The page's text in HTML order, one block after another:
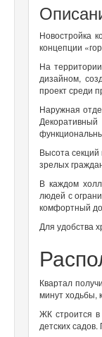
Новостройка
концепции
На
дизайном,
проект среди
Наружная
Высота секций
зрелых
В каждом
людей с
комфортный
Для удобства
Квартал
минут ходьбы,
ЖК строится в
детских